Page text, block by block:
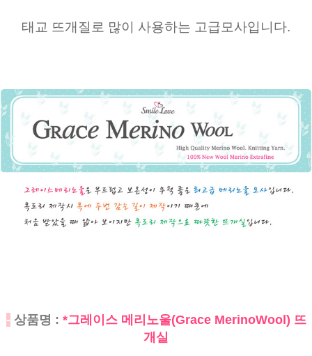
태교 뜨개질로 많이 사용하는 고급모사입니다.
- 상품명 : *그레이스 메리노울(Grace MerinoWool) 뜨
개실